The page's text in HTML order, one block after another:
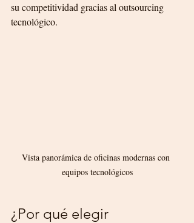
su competitividad gracias al outsourcing
tecnológico.
Vista panorámica de oficinas modernas con
equipos tecnológicos
¿Por qué elegir